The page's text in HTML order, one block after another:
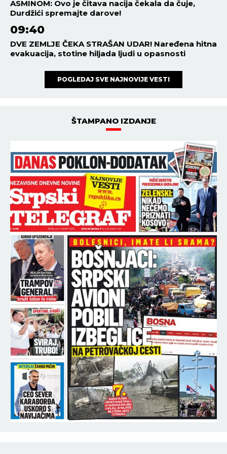
ASMINOM: Ovo je čitava nacija čekala da čuje,
Durdžići spremajte darove!
09:40
DVE ZEMLJE ČEKA STRAŠAN UDAR! Naređena hitna
evakuacija, stotine hiljada ljudi u opasnosti
POGLEDAJ SVE NAJNOVIJE VESTI
ŠTAMPANO IZDANJE